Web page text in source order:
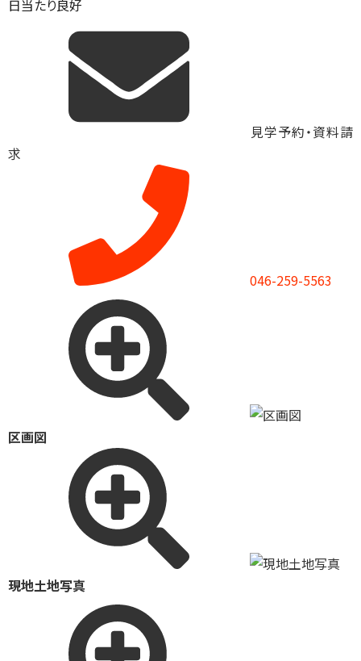
日当たり良好
見学予約・資料請
求
046-259-5563
区画図
現地土地写真